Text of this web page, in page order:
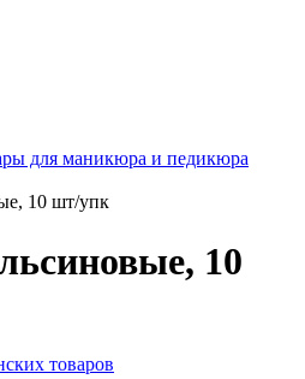
для маникюра и педикюра
10 шт/упк
10